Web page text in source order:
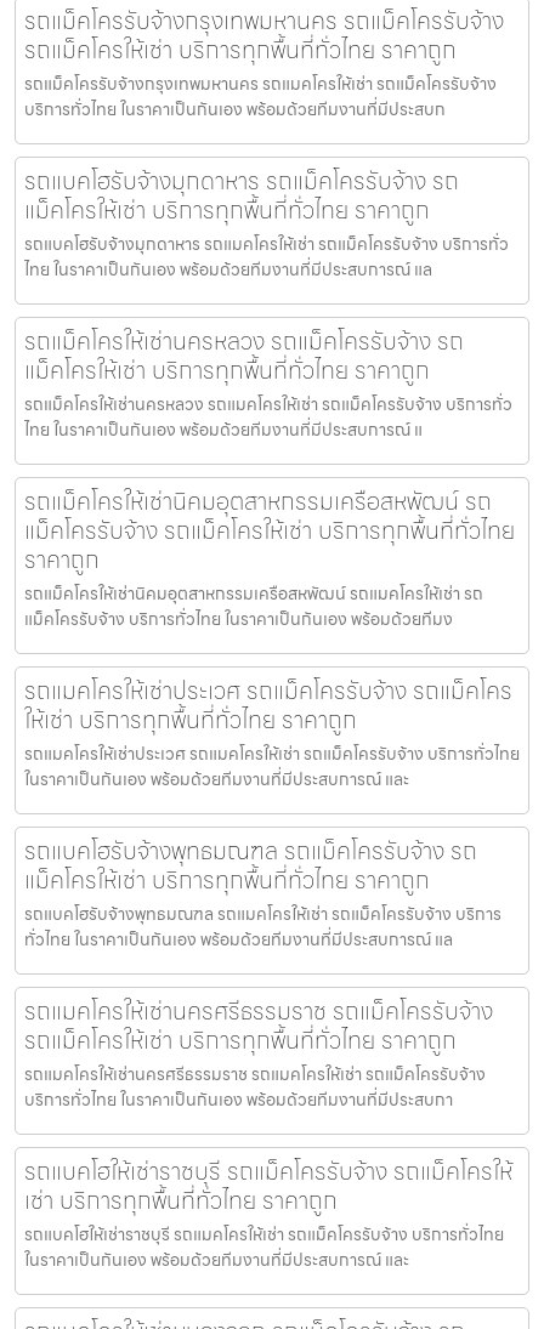
รถแม็คโครรับจ้างกรุงเทพมหานคร รถแม็คโครรับจ้าง
รถแม็คโครให้เช่า บริการทุกพื้นที่ทั่วไทย ราคาถูก
รถแม็คโครรับจ้างกรุงเทพมหานคร รถแมคโครให้เช่า รถแม็คโครรับจ้าง
บริการทั่วไทย ในราคาเป็นกันเอง พร้อมด้วยทีมงานที่มีประสบก
รถแบคโฮรับจ้างมุกดาหาร รถแม็คโครรับจ้าง รถ
แม็คโครให้เช่า บริการทุกพื้นที่ทั่วไทย ราคาถูก
รถแบคโฮรับจ้างมุกดาหาร รถแมคโครให้เช่า รถแม็คโครรับจ้าง บริการทั่ว
ไทย ในราคาเป็นกันเอง พร้อมด้วยทีมงานที่มีประสบการณ์ แล
รถแม็คโครให้เช่านครหลวง รถแม็คโครรับจ้าง รถ
แม็คโครให้เช่า บริการทุกพื้นที่ทั่วไทย ราคาถูก
รถแม็คโครให้เช่านครหลวง รถแมคโครให้เช่า รถแม็คโครรับจ้าง บริการทั่ว
ไทย ในราคาเป็นกันเอง พร้อมด้วยทีมงานที่มีประสบการณ์ แ
รถแม็คโครให้เช่านิคมอุตสาหกรรมเครือสหพัฒน์ รถ
แม็คโครรับจ้าง รถแม็คโครให้เช่า บริการทุกพื้นที่ทั่วไทย
ราคาถูก
รถแม็คโครให้เช่านิคมอุตสาหกรรมเครือสหพัฒน์ รถแมคโครให้เช่า รถ
แม็คโครรับจ้าง บริการทั่วไทย ในราคาเป็นกันเอง พร้อมด้วยทีมง
รถแมคโครให้เช่าประเวศ รถแม็คโครรับจ้าง รถแม็คโคร
ให้เช่า บริการทุกพื้นที่ทั่วไทย ราคาถูก
รถแมคโครให้เช่าประเวศ รถแมคโครให้เช่า รถแม็คโครรับจ้าง บริการทั่วไทย
ในราคาเป็นกันเอง พร้อมด้วยทีมงานที่มีประสบการณ์ และ
รถแบคโฮรับจ้างพุทธมณฑล รถแม็คโครรับจ้าง รถ
แม็คโครให้เช่า บริการทุกพื้นที่ทั่วไทย ราคาถูก
รถแบคโฮรับจ้างพุทธมณฑล รถแมคโครให้เช่า รถแม็คโครรับจ้าง บริการ
ทั่วไทย ในราคาเป็นกันเอง พร้อมด้วยทีมงานที่มีประสบการณ์ แล
รถแมคโครให้เช่านครศรีธรรมราช รถแม็คโครรับจ้าง
รถแม็คโครให้เช่า บริการทุกพื้นที่ทั่วไทย ราคาถูก
รถแมคโครให้เช่านครศรีธรรมราช รถแมคโครให้เช่า รถแม็คโครรับจ้าง
บริการทั่วไทย ในราคาเป็นกันเอง พร้อมด้วยทีมงานที่มีประสบกา
รถแบคโฮให้เช่าราชบุรี รถแม็คโครรับจ้าง รถแม็คโครให้
เช่า บริการทุกพื้นที่ทั่วไทย ราคาถูก
รถแบคโฮให้เช่าราชบุรี รถแมคโครให้เช่า รถแม็คโครรับจ้าง บริการทั่วไทย
ในราคาเป็นกันเอง พร้อมด้วยทีมงานที่มีประสบการณ์ และ